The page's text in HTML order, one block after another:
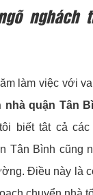
nghách
làm việc với
nhà quận Tân
biết tât cả
Tân Bình cũng
Điều này là